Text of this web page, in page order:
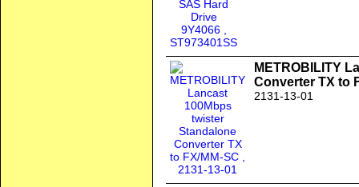
METROBILITY
Converter TX to
2131-13-01